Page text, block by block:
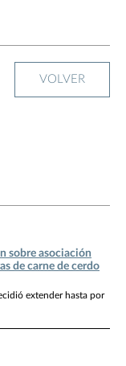
VOLVER
sobre asociación
de carne de cerdo
extender hasta por